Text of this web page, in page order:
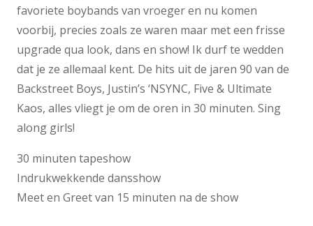
favoriete boybands van vroeger en nu komen
voorbij, precies zoals ze waren maar met een frisse
upgrade qua look, dans en show! Ik durf te wedden
dat je ze allemaal kent. De hits uit de jaren 90 van de
Backstreet Boys, Justin’s ‘NSYNC, Five & Ultimate
Kaos, alles vliegt je om de oren in 30 minuten. Sing
along girls!
30 minuten tapeshow
Indrukwekkende dansshow
Meet en Greet van 15 minuten na de show